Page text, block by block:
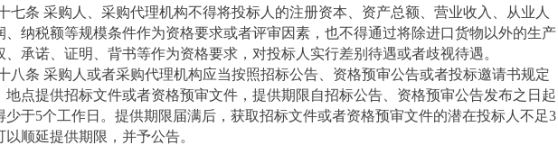
七条 采购人、采购代理机构不得将投标人的注册资本、资产总额、营业收入、从业人
、纳税额等规模条件作为资格要求或者评审因素，也不得通过将除进口货物以外的生产
、承诺、证明、背书等作为资格要求，对投标人实行差别待遇或者歧视待遇。
八条 采购人或者采购代理机构应当按照招标公告、资格预审公告或者投标邀请书规定
地点提供招标文件或者资格预审文件，提供期限自招标公告、资格预审公告发布之日起
少于5个工作日。提供期限届满后，获取招标文件或者资格预审文件的潜在投标人不足3
以顺延提供期限，并予公告。